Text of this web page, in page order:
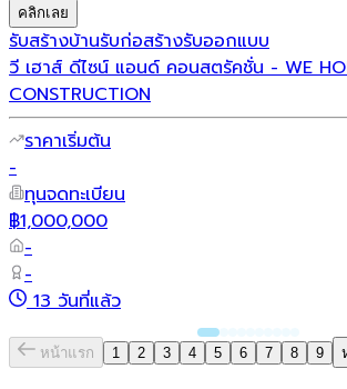
คลิกเลย
รับสร้างบ้านรับก่อสร้างรับออกแบบ
วี เฮาส์ ดีไซน์ แอนด์ คอนสตรัคชั่น - WE
CONSTRUCTION
ราคาเริ่มต้น
-
ทุนจดทะเบียน
฿1,000,000
-
-
13 วันที่แล้ว
หน้าแรก 1 2 3 4 5 6 7 8 9